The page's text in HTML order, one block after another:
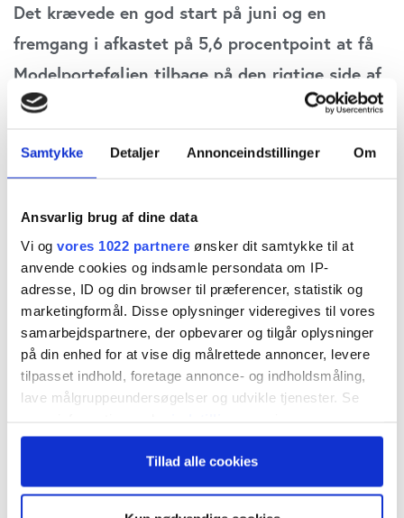
Samtykke Detaljer Annonceindstillinger Om
Ansvarlig brug af dine data
Vi og vores 1022 partnere ønsker dit samtykke til at
anvende cookies og indsamle persondata om IP-
adresse, ID og din browser til præferencer, statistik og
marketingformål. Disse oplysninger videregives til vores
samarbejdspartnere, der opbevarer og tilgår oplysninger
på din enhed for at vise dig målrettede annoncer, levere
tilpasset indhold, foretage annonce- og indholdsmåling,
lave målgruppeundersøgelser og udvikle tjenester. Se
persondatapolitik. Du kan altid trække dit samtykke
tilbage eller ændre indstillinger fra vores
"Cookiedeklaration", eller ved at trykke på "Privacy
Tillad alle cookies
Det krævede en god start på juni og en
fremgang i afkastet på 5,6 procentpoint at få
Modelporteføljen tilbage på den rigtige side af
millionen. Fremgangen er ret bredt funderet,
opmærksomhed denne gang med meget flotte
Inden vi får hyldet Modelporteføljens fremgang
på 5,6 % siden sidst, således at afkastet siden
nytår nu er -11,1 %, skal vi ikke undlade at nævne,
at der også er fremgang til de to referenceindeks.
Bedst er det gået for NHCI, hvor især fremgangen
til Novo siden sidst på 13,9 % har hjulpet indekset
til en fremgang på hele 9,7 % siden sidst. Det har
hjulpet gevaldigt på afkastet år-til-dato, som nu
ligger på -8,9 % mod -17 % sidst.